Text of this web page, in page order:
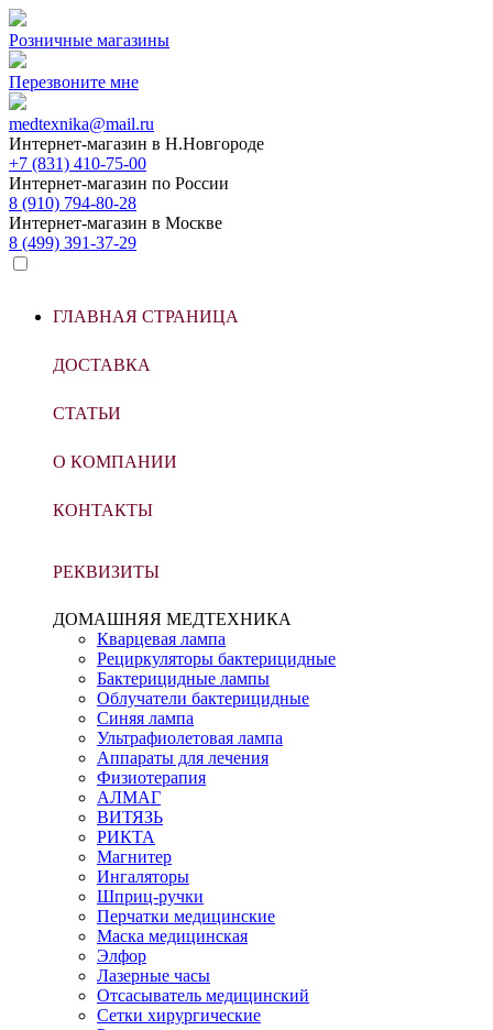
Розничные магазины
Перезвоните мне
medtexnika@mail.ru
Интернет-магазин в Н.Новгороде
+7 (831) 410-75-00
Интернет-магазин по России
8 (910) 794-80-28
Интернет-магазин в Москве
8 (499) 391-37-29
ГЛАВНАЯ СТРАНИЦА
ДОСТАВКА
СТАТЬИ
О КОМПАНИИ
КОНТАКТЫ
РЕКВИЗИТЫ
ДОМАШНЯЯ МЕДТЕХНИКА
Кварцевая лампа
Рециркуляторы бактерицидные
Бактерицидные лампы
Облучатели бактерицидные
Синяя лампа
Ультрафиолетовая лампа
Аппараты для лечения
Физиотерапия
АЛМАГ
ВИТЯЗЬ
РИКТА
Магнитер
Ингаляторы
Шприц-ручки
Перчатки медицинские
Маска медицинская
Элфор
Лазерные часы
Отсасыватель медицинский
Сетки хирургические